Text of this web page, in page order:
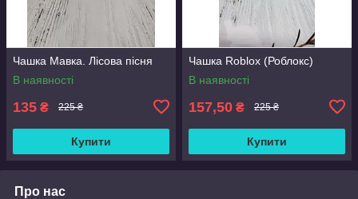
Чашка Мавка. Лісова пісня
В наявності
135 ₴ 225 ₴
Купити
Чашка Roblox (Роблокс)
В наявності
157,50 ₴ 225 ₴
Купити
Про нас